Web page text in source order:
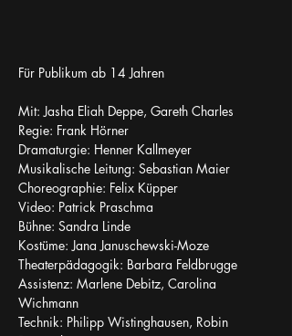
Für Publikum ab 14 Jahren
Mit: Jasha Eliah Deppe, Gareth Charles
Regie: Frank Hörner
Dramaturgie: Henner Kallmeyer
Musikalische Leitung: Sebastian Maier
Choreographie: Felix Küpper
Video: Patrick Praschma
Bühne: Sandra Linde
Kostüme: Jana Januschewski-Moze
Theaterpädagogik: Barbara Feldbrugge
Assistenz: Marlene Debitz, Carolina
Wichmann
Technik: Philipp Wistinghausen, Robin